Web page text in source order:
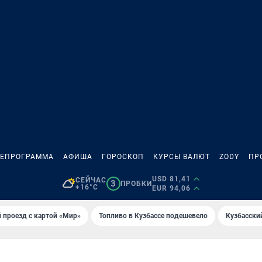
АФИША ГОРОСКОП КУРСЫ ВАЛЮТ ZODY
СЕЙЧАС
+16°C
3 ПРОБКИ
USD 81,41
EUR 94,06
проезд с картой «Мир» Топливо в Кузбассе подешевело